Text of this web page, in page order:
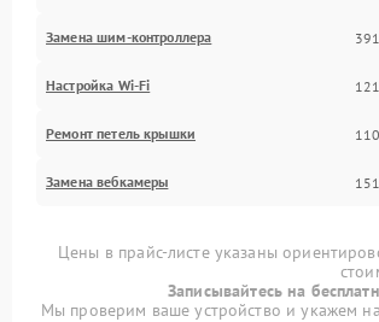
Замена шим-контроллера
Настройка Wi-Fi
Ремонт петель крышки
Замена вебкамеры
Цены в прайс-листе указаны
Записывайтесь на
Мы проверим ваше устройство и укажем